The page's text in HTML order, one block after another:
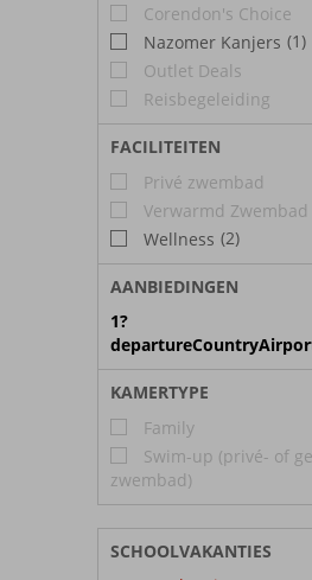
Corendon's Choice
Nazomer Kanjers (1)
Outlet Deals
Reisbegeleiding
FACILITEITEN
Privé zwembad
Verwarmd Zwembad
Wellness (2)
AANBIEDINGEN
1?
KAMERTYPE
Family
Swim-up (privé- of
zwembad)
SCHOOLVAKANTIES